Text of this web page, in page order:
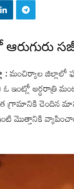
:మంచిర్యాల జిల్లాలో
అర్ధరాత్రి
గ్రామానికి చెందిన
మొత్తానికి